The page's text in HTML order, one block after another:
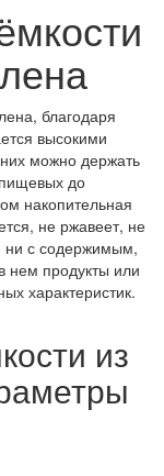
благодаря
высокими
можно держать
до
накопительная
не ржавеет, не
ни с содержимым,
нем продукты или
характеристик.
из